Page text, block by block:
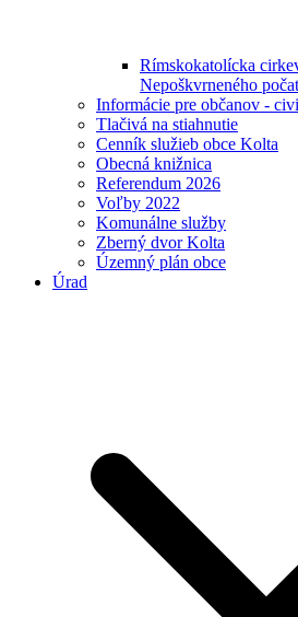
Rímskokatolícka
Nepoškvrneného
Informácie pre občanov -
Tlačivá na stiahnutie
Cenník služieb obce Kolta
Obecná knižnica
Referendum 2026
Voľby 2022
Komunálne služby
Zberný dvor Kolta
Územný plán obce
Úrad